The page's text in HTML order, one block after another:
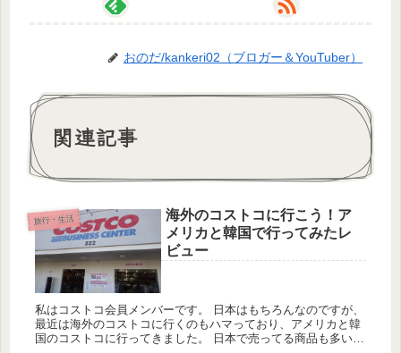
おのだ/kankeri02（ブロガー＆YouTuber）
関連記事
旅行・生活
海外のコストコに行こう！ア
メリカと韓国で行ってみたレ
ビュー
私はコストコ会員メンバーです。 日本はもちろんなのですが、
最近は海外のコストコに行くのもハマっており、アメリカと韓
国のコストコに行ってきました。 日本で売ってる商品も多いで